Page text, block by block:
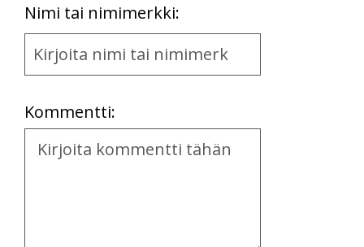
Nimi tai nimimerkki:
Name
and
Kommentti:
Kommentti